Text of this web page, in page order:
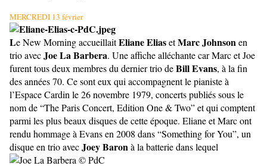
MERCREDI 13 février
Le New Morning accueillaitEliane EliasetMarc Johnsonen
trio avecJoe La Barbera. Une affiche alléchante car Marc et Joe
furent tous deux membres du dernier trio deBill Evans, à la fin
des années 70. Ce sont eux qui accompagnent le pianiste à
l’Espace Cardin le 26 novembre 1979, concerts publiés sous le
nom de “The Paris Concert, Edition One & Two” et qui comptent
parmi les plus beaux disques de cette époque. Eliane et Marc ont
rendu hommage à Evans en 2008 dans “Something for You”, un
disque en trio avecJoey Baronà la batterie dans lequel